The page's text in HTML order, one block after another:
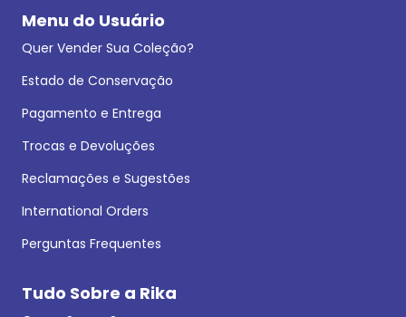
Menu do Usuário
Quer Vender Sua Coleção?
Estado de Conservação
Pagamento e Entrega
Trocas e Devoluções
Reclamações e Sugestões
International Orders
Perguntas Frequentes
Tudo Sobre a Rika